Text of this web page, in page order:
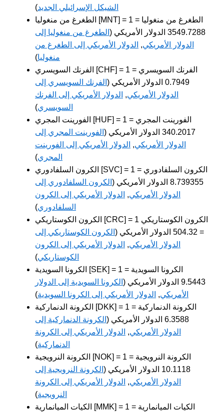
الشيكل الإسرائيلي الجديد)
الطغرغ من منغوليا [MNT] = 1 الطغرغ من منغوليا =
3549.7288 الدولار الأمريكي (
الطغرغ من منغوليا إلى
الدولار الأمريكي, الدولار الأمريكي إلى الطغرغ من
منغوليا)
الفرنك السويسري [CHF] = 1 الفرنك السويسري =
0.7949 الدولار الأمريكي (
الفرنك السويسري إلى
الدولار الأمريكي, الدولار الأمريكي إلى الفرنك
السويسري)
الفورينت المجري [HUF] = 1 الفورينت المجري =
340.2017 الدولار الأمريكي (
الفورينت المجري إلى
الدولار الأمريكي, الدولار الأمريكي إلى الفورينت
المجري)
الكرون السلفادوري [SVC] = 1 الكرون السلفادوري =
8.739355 الدولار الأمريكي (
الكرون السلفادوري إلى
الدولار الأمريكي, الدولار الأمريكي إلى الكرون
السلفادوري)
الكرون الكوستاريكي [CRC] = 1 الكرون الكوستاريكي
= 504.32 الدولار الأمريكي (
الكرون الكوستاريكي إلى
الدولار الأمريكي, الدولار الأمريكي إلى الكرون
الكوستاريكي)
الكرونا السويدية [SEK] = 1 الكرونا السويدية =
9.5443 الدولار الأمريكي (
الكرونا السويدية إلى الدولار
الأمريكي, الدولار الأمريكي إلى الكرونا السويدية)
الكرونة الدنماركية [DKK] = 1 الكرونة الدنماركية =
6.3588 الدولار الأمريكي (
الكرونة الدنماركية إلى
الدولار الأمريكي, الدولار الأمريكي إلى الكرونة
الدنماركية)
الكرونة النرويجية [NOK] = 1 الكرونة النرويجية =
10.1118 الدولار الأمريكي (
الكرونة النرويجية إلى
الدولار الأمريكي, الدولار الأمريكي إلى الكرونة
النرويجية)
الكيات الميانمارية [MMK] = 1 الكيات الميانمارية =